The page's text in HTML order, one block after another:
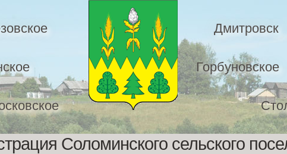
Дмитровск
Горбуновское
Соломинского сельского